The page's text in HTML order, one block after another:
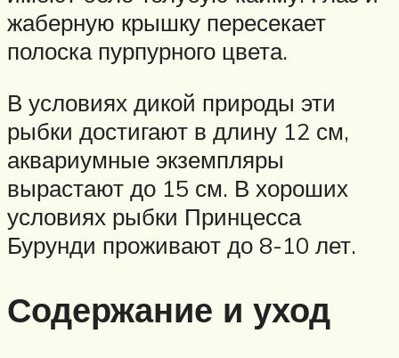
жаберную крышку пересекает
полоска пурпурного цвета.
В условиях дикой природы эти
рыбки достигают в длину 12 см,
аквариумные экземпляры
вырастают до 15 см. В хороших
условиях рыбки Принцесса
Бурунди проживают до 8-10 лет.
Содержание и уход